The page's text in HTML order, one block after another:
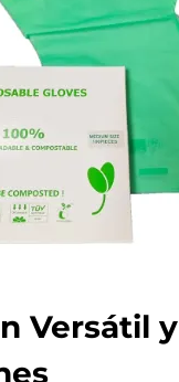
Versátil y